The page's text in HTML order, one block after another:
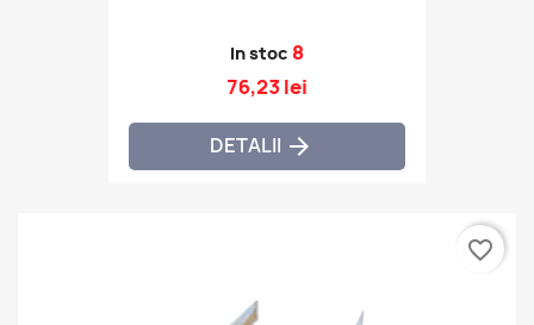
In stoc 8
76,23 lei
DETALII 
favorite_border